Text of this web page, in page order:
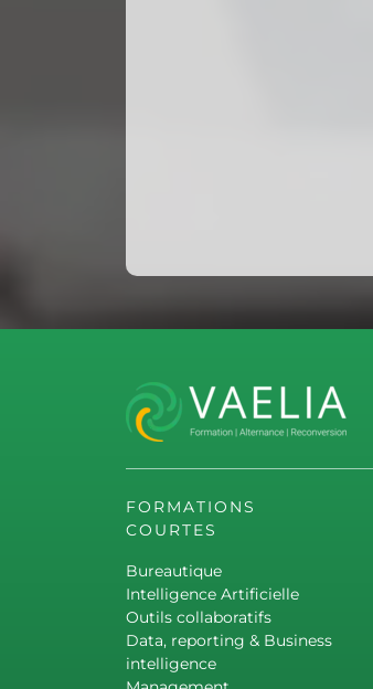
FORMATIONS
COURTES
Bureautique
Intelligence Artificielle
Outils collaboratifs
Data, reporting & Business
intelligence